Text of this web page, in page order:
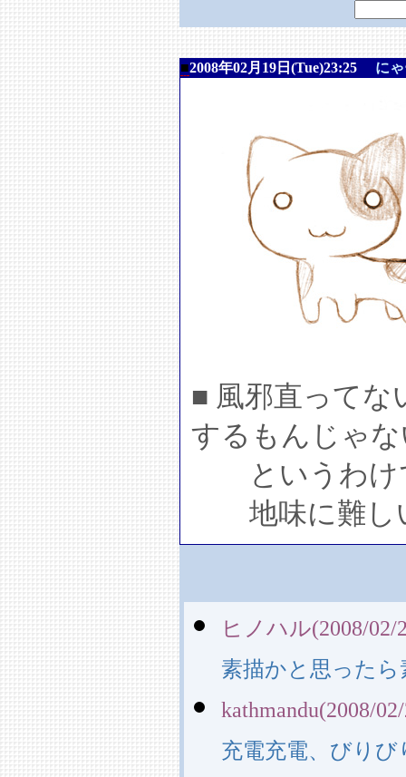
■2008年02月19日(Tue)23:25 に
■ 風邪直ってな
するもんじゃ
というわけ
地味に難し
ヒノハル(2008/02/
素描かと思ったら
kathmandu(2008/
充電充電、びり